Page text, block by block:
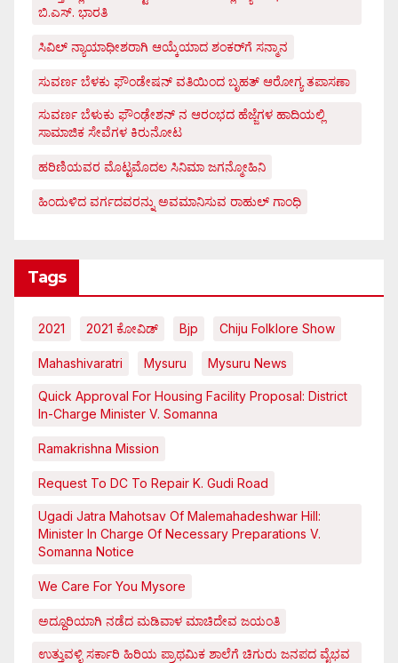
ಬಿ.ಎಸ್. ಭಾರತಿ
ಸಿವಿಲ್ ನ್ಯಾಯಾಧೀಶರಾಗಿ ಆಯ್ಕೆಯಾದ ಶಂಕರ್‌ಗೆ ಸನ್ಮಾನ
ಸುವರ್ಣ ಬೆಳಕು ಫೌಂಡೇಷನ್ ವತಿಯಿಂದ ಬೃಹತ್ ಆರೋಗ್ಯ ತಪಾಸಣಾ
ಸುವರ್ಣ ಬೆಳುಕು ಫೌಂಢೇಶನ್ ನ ಆರಂಭದ ಹೆಜ್ಜೆಗಳ ಹಾದಿಯಲ್ಲಿ
ಸಾಮಾಜಿಕ ಸೇವೆಗಳ ಕಿರುನೋಟ
ಹರಿಣಿಯವರ ಮೊಟ್ಟಮೊದಲ ಸಿನಿಮಾ ಜಗನ್ಮೋಹಿನಿ
ಹಿಂದುಳಿದ ವರ್ಗದವರನ್ನು ಅವಮಾನಿಸುವ ರಾಹುಲ್ ಗಾಂಧಿ
Tags
2021 2021 ಕೋವಿಡ್‌ Bjp Chiju Folklore Show
Mahashivaratri Mysuru Mysuru News
Quick Approval For Housing Facility Proposal: District
In-Charge Minister V. Somanna
Ramakrishna Mission
Request To DC To Repair K. Gudi Road
Ugadi Jatra Mahotsav Of Malemahadeshwar Hill:
Minister In Charge Of Necessary Preparations V.
Somanna Notice
We Care For You Mysore
ಅದ್ದೂರಿಯಾಗಿ ನಡೆದ ಮಡಿವಾಳ ಮಾಚಿದೇವ ಜಯಂತಿ
ಉತ್ತುವಳ್ಳಿ ಸರ್ಕಾರಿ ಹಿರಿಯ ಪ್ರಾಥಮಿಕ ಶಾಲೆಗೆ ಚಿಗುರು ಜನಪದ ವೈಭವ